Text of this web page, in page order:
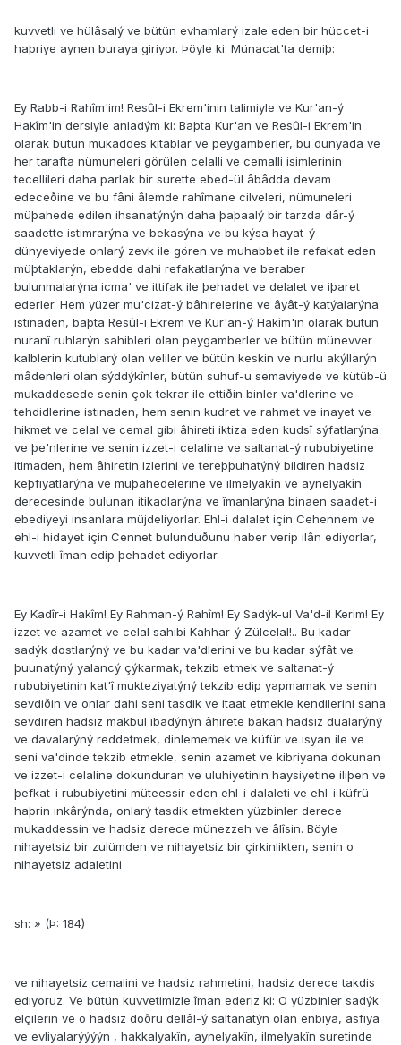
kuvvetli ve hülâsalý ve bütün evhamlarý izale eden bir hüccet-i
haþriye aynen buraya giriyor. Þöyle ki: Münacat'ta demiþ:
Ey Rabb-i Rahîm'im! Resûl-i Ekrem'inin talimiyle ve Kur'an-ý
Hakîm'in dersiyle anladým ki: Baþta Kur'an ve Resûl-i Ekrem'in
olarak bütün mukaddes kitablar ve peygamberler, bu dünyada ve
her tarafta nümuneleri görülen celalli ve cemalli isimlerinin
tecellileri daha parlak bir surette ebed-ül âbâdda devam
edeceðine ve bu fâni âlemde rahîmane cilveleri, nümuneleri
müþahede edilen ihsanatýnýn daha þaþaalý bir tarzda dâr-ý
saadette istimrarýna ve bekasýna ve bu kýsa hayat-ý
dünyeviyede onlarý zevk ile gören ve muhabbet ile refakat eden
müþtaklarýn, ebedde dahi refakatlarýna ve beraber
bulunmalarýna icma' ve ittifak ile þehadet ve delalet ve iþaret
ederler. Hem yüzer mu'cizat-ý bâhirelerine ve âyât-ý katýalarýna
istinaden, baþta Resûl-i Ekrem ve Kur'an-ý Hakîm'in olarak bütün
nuranî ruhlarýn sahibleri olan peygamberler ve bütün münevver
kalblerin kutublarý olan veliler ve bütün keskin ve nurlu akýllarýn
mâdenleri olan sýddýkînler, bütün suhuf-u semaviyede ve kütüb-ü
mukaddesede senin çok tekrar ile ettiðin binler va'dlerine ve
tehdidlerine istinaden, hem senin kudret ve rahmet ve inayet ve
hikmet ve celal ve cemal gibi âhireti iktiza eden kudsî sýfatlarýna
ve þe'nlerine ve senin izzet-i celaline ve saltanat-ý rububiyetine
itimaden, hem âhiretin izlerini ve tereþþuhatýný bildiren hadsiz
keþfiyatlarýna ve müþahedelerine ve ilmelyakîn ve aynelyakîn
derecesinde bulunan itikadlarýna ve îmanlarýna binaen saadet-i
ebediyeyi insanlara müjdeliyorlar. Ehl-i dalalet için Cehennem ve
ehl-i hidayet için Cennet bulunduðunu haber verip ilân ediyorlar,
kuvvetli îman edip þehadet ediyorlar.
Ey Kadîr-i Hakîm! Ey Rahman-ý Rahîm! Ey Sadýk-ul Va'd-il Kerim! Ey
izzet ve azamet ve celal sahibi Kahhar-ý Zülcelal!.. Bu kadar
sadýk dostlarýný ve bu kadar va'dlerini ve bu kadar sýfât ve
þuunatýný yalancý çýkarmak, tekzib etmek ve saltanat-ý
rububiyetinin kat'î mukteziyatýný tekzib edip yapmamak ve senin
sevdiðin ve onlar dahi seni tasdik ve itaat etmekle kendilerini sana
sevdiren hadsiz makbul ibadýnýn âhirete bakan hadsiz dualarýný
ve davalarýný reddetmek, dinlememek ve küfür ve isyan ile ve
seni va'dinde tekzib etmekle, senin azamet ve kibriyana dokunan
ve izzet-i celaline dokunduran ve uluhiyetinin haysiyetine iliþen ve
þefkat-i rububiyetini müteessir eden ehl-i dalaleti ve ehl-i küfrü
haþrin inkârýnda, onlarý tasdik etmekten yüzbinler derece
mukaddessin ve hadsiz derece münezzeh ve âlîsin. Böyle
nihayetsiz bir zulümden ve nihayetsiz bir çirkinlikten, senin o
nihayetsiz adaletini
sh: » (Þ: 184)
ve nihayetsiz cemalini ve hadsiz rahmetini, hadsiz derece takdis
ediyoruz. Ve bütün kuvvetimizle îman ederiz ki: O yüzbinler sadýk
elçilerin ve o hadsiz doðru dellâl-ý saltanatýn olan enbiya, asfiya
ve evliyalar‏ýýýýn , hakkalyakîn, aynelyakîn, ilmelyakîn suretinde